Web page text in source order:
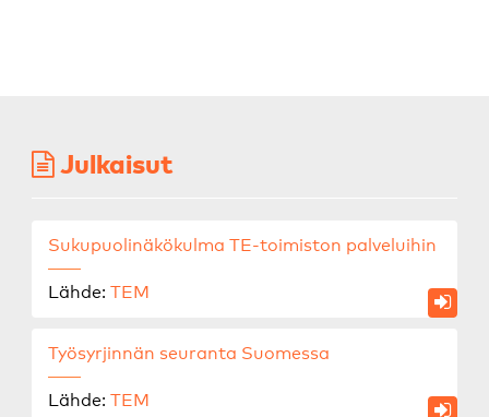
Julkaisut
Sukupuolinäkökulma TE-toimiston palveluihin
Lähde:TEM
Työsyrjinnän seuranta Suomessa
Lähde:TEM